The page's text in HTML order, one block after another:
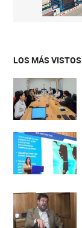
LOS MÁS VISTOS